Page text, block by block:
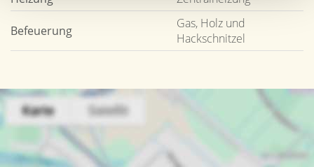
Befeuerung
Gas, Holz und
Hackschnitzel